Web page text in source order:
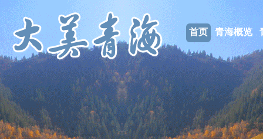
首页 青海概览